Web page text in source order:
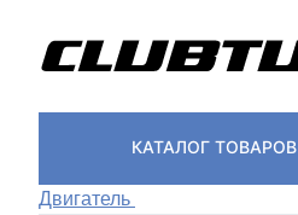
КАТАЛОГ ТОВАРОВ
Двигатель